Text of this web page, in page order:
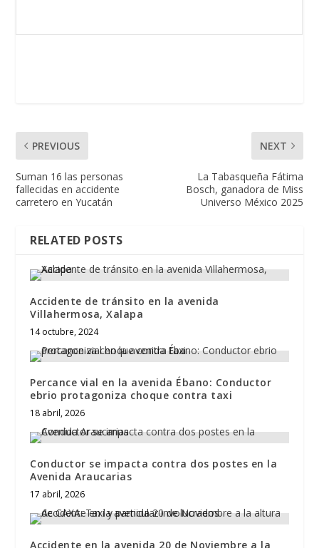
PREVIOUS
Suman 16 las personas
fallecidas en accidente
carretero en Yucatán
NEXT
La Tabasqueña Fátima
Bosch, ganadora de Miss
Universo México 2025
RELATED POSTS
Accidente de tránsito en la avenida
Villahermosa, Xalapa
14 octubre, 2024
Percance vial en la avenida Ébano: Conductor
ebrio protagoniza choque contra taxi
18 abril, 2026
Conductor se impacta contra dos postes en la
Avenida Araucarias
17 abril, 2026
Accidente en la avenida 20 de Noviembre a la